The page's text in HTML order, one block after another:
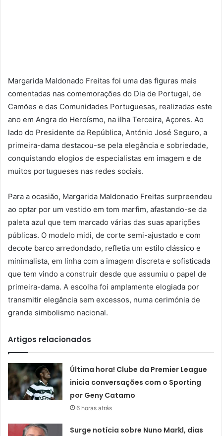
Margarida Maldonado Freitas foi uma das figuras mais
comentadas nas comemorações do Dia de Portugal, de
Camões e das Comunidades Portuguesas, realizadas este
ano em Angra do Heroísmo, na ilha Terceira, Açores. Ao
lado do Presidente da República, António José Seguro, a
primeira-dama destacou-se pela elegância e sobriedade,
conquistando elogios de especialistas em imagem e de
muitos portugueses nas redes sociais.
Para a ocasião, Margarida Maldonado Freitas surpreendeu
ao optar por um vestido em tom marfim, afastando-se da
paleta azul que tem marcado várias das suas aparições
públicas. O modelo midi, de corte semi-ajustado e com
decote barco arredondado, refletia um estilo clássico e
minimalista, em linha com a imagem discreta e sofisticada
que tem vindo a construir desde que assumiu o papel de
primeira-dama. A escolha foi amplamente elogiada por
transmitir elegância sem excessos, numa cerimónia de
grande simbolismo nacional.
Artigos relacionados
Última hora! Clube da Premier League
inicia conversações com o Sporting
por Geny Catamo
6 horas atrás
Surge notícia sobre Nuno Markl, dias